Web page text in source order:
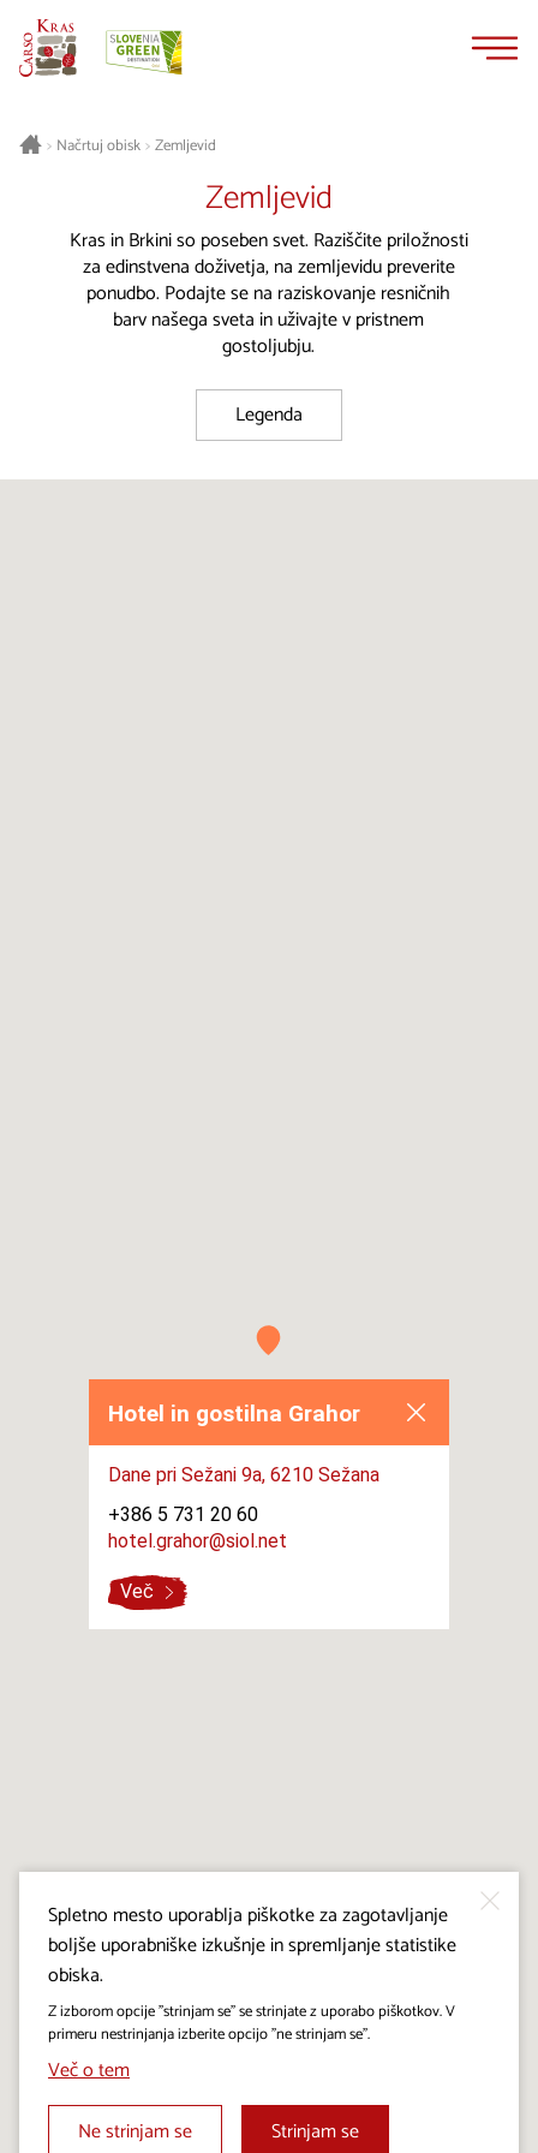
> Načrtuj obisk> Zemljevid
Zemljevid
Kras in Brkini so poseben svet. Raziščite priložnosti
za edinstvena doživetja, na zemljevidu preverite
ponudbo. Podajte se na raziskovanje resničnih
barv našega sveta in uživajte v pristnem
gostoljubju.
Legenda
Hotel in gostilna Grahor
Dane pri Sežani 9a,6210 Sežana
+386 5 731 20 60
hotel.grahor@siol.net
Več
Spletno mesto uporablja piškotke za zagotavljanje
boljše uporabniške izkušnje in spremljanje statistike
obiska.
Z izborom opcije "strinjam se" se strinjate z uporabo piškotkov. V
primeru nestrinjanja izberite opcijo "ne strinjam se".
Več o tem
Ne strinjam se
Strinjam se